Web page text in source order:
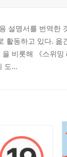
설명서를 번역한
활동하고 있다.
비롯해 《스위
도...